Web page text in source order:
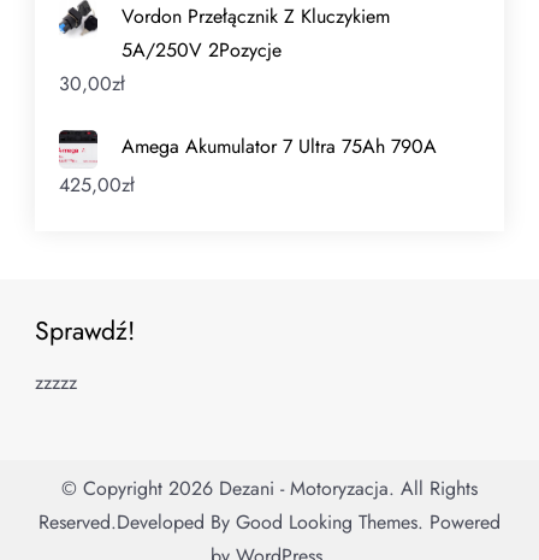
Vordon Przełącznik Z Kluczykiem
5A/250V 2Pozycje
30,00zł
Amega Akumulator 7 Ultra 75Ah 790A
425,00zł
Sprawdź!
zzzzz
© Copyright 2026 Dezani - Motoryzacja. All Rights
Reserved.Developed By Good Looking Themes. Powered